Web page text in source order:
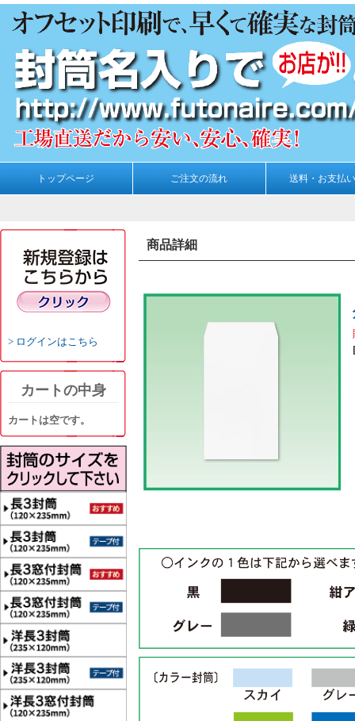
トップページ ご注文の流れ 送料・お支払
ログインはこちら
カートの中身
カートは空です。
商品詳細